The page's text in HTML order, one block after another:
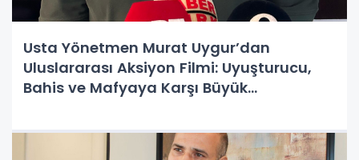
Usta Yönetmen Murat Uygur’dan
Uluslararası Aksiyon Filmi: Uyuşturucu,
Bahis ve Mafyaya Karşı Büyük